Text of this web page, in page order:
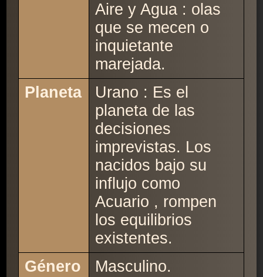
Aire y Agua : olas
que se mecen o
inquietante
marejada.
Planeta
Urano : Es el
planeta de las
decisiones
imprevistas. Los
nacidos bajo su
influjo como
Acuario , rompen
los equilibrios
existentes.
Género
Masculino.